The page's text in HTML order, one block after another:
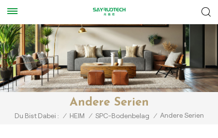
Andere Serien
Du Bist Dabei : / HEIM / SPC-Bodenbelag / Andere Serien